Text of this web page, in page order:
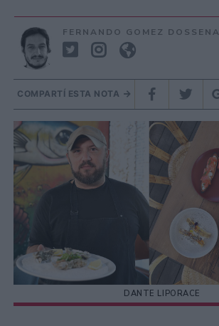
FERNANDO GOMEZ DOSSENA
COMPARTÍ ESTA NOTA
DANTE LIPORACE